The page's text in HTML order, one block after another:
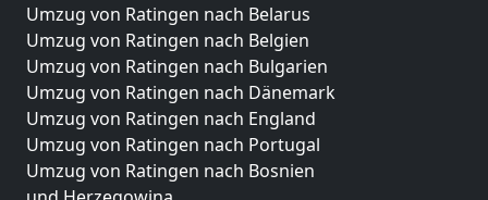
Umzug von Ratingen nach Belarus
Umzug von Ratingen nach Belgien
Umzug von Ratingen nach Bulgarien
Umzug von Ratingen nach Dänemark
Umzug von Ratingen nach England
Umzug von Ratingen nach Portugal
Umzug von Ratingen nach Bosnien